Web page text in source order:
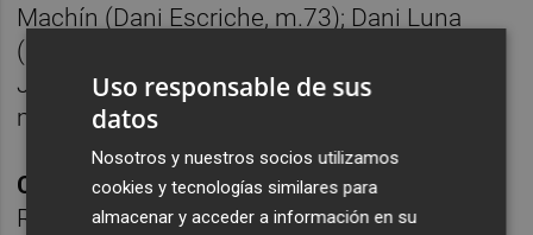
Machín (Dani Escriche, m.73); Dani Luna
(Rafa Núñez, m.80), Óscar Clemente (El
Jebari, m.62) y Álex Millán (Alfredo Ortuño,
m.73).
Club Deportivo Tenerife, 0:Salvi; David
Rodríguez, Sergio González, Landázuri,
Uso responsable de sus
datos
Nosotros y nuestros socios utilizamos
cookies y tecnologías similares para
almacenar y acceder a información en su